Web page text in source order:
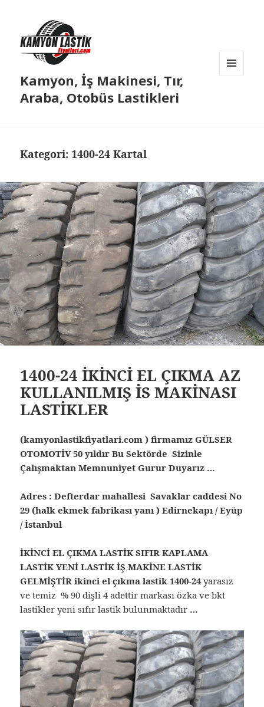
Kamyon, İş Makinesi, Tır,
Araba, Otobüs Lastikleri
Kategori:1400-24 Kartal
1400-24 İKİNCİ EL ÇIKMA AZ
KULLANILMIŞ İS MAKİNASI
LASTİKLER
(kamyonlastikfiyatlari.com ) firmamız GÜLSER
OTOMOTİV 50 yıldır Bu Sektörde Sizinle
Çalışmaktan Memnuniyet Gurur Duyarız …
Adres : Defterdar mahallesi Savaklar caddesi No
29 (halk ekmek fabrikası yanı ) Edirnekapı / Eyüp
/ İstanbul
İKİNCİ EL ÇIKMA LASTİK SIFIR KAPLAMA
LASTİK YENİ LASTİK İŞ MAKİNE LASTİK
GELMİŞTİR ikinci el çıkma lastik1400-24 yarasız
ve temiz % 90 dişli 4 adettir markası özka ve bkt
lastikler yeni sıfır lastik bulunmaktadır …